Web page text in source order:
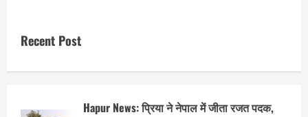
Recent Post
Hapur News: प्रिया ने नेपाल में जीता रजत पदक,